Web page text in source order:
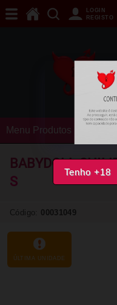
Tenho +18
LOGIN
REGISTO
Menu Produtos
BABYDOLL
S
Código: 00031049
ÚLTIMA UNIDADE